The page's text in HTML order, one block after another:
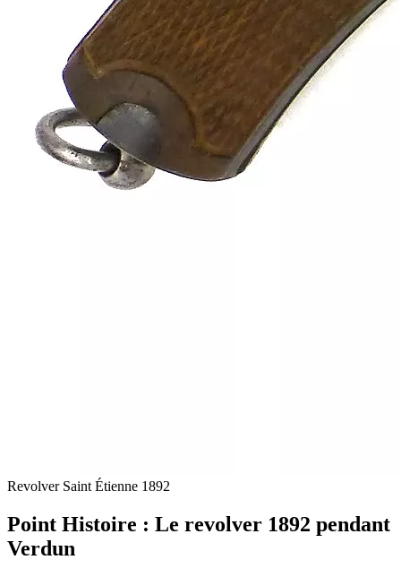
Revolver Saint Étienne 1892
Point Histoire : Le revolver 1892 pendant
Verdun